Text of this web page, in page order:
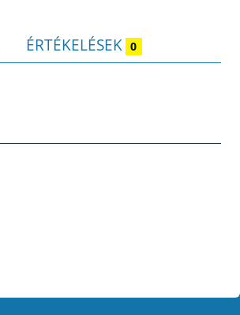
ÉRTÉKELÉSEK 0